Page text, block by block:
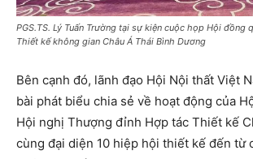
PGS.TS. Lý Tuấn Trường tại sự kiện cuộc họp Hội đồng
Thiết kế không gian Châu Á Thái Bình Dương
Bên cạnh đó, lãnh đạo Hội Nội thất Việt
bài phát biểu chia sẻ về hoạt động của
Hội nghị Thượng đỉnh Hợp tác Thiết kế
cùng đại diện 10 hiệp hội thiết kế đến từ